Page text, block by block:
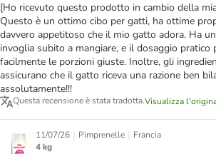
[Ho ricevuto questo prodotto in cambio della
Questo è un ottimo cibo per gatti, ha ottime
davvero appetitoso che il mio gatto adora. Ha
invoglia subito a mangiare, e il dosaggio pratico
facilmente le porzioni giuste. Inoltre, gli
assicurano che il gatto riceva una razione ben
assolutamente!!!
Questa recensione è stata tradotta.Visualizza
11/07/26 | Pimprenelle | Francia
4 kg